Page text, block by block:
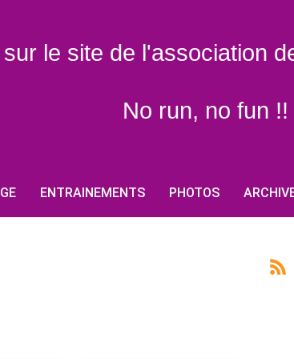
le site de l'association
No run, no fun !!
ENTRAINEMENTS PHOTOS